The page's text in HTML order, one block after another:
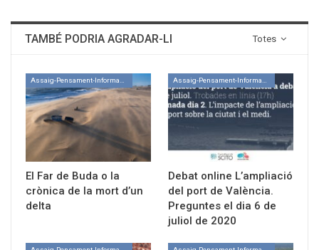
Totes
TAMBÉ PODRIA AGRADAR-LI
Assaig-Pensament-Informació
El Far de Buda o la
crònica de la mort d’un
delta
Assaig-Pensament-Informació
Debat online L’ampliació
del port de València.
Preguntes el dia 6 de
juliol de 2020